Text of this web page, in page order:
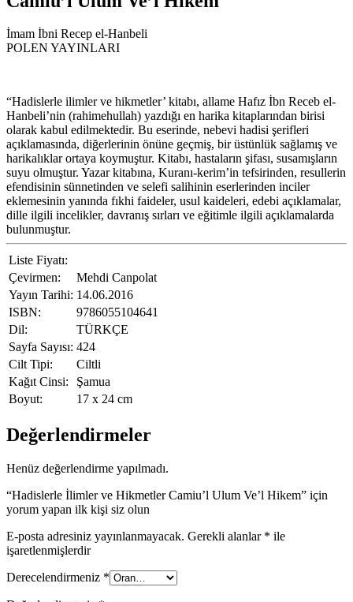
İmam İbni Recep el-Hanbeli
POLEN YAYINLARI
“Hadislerle ilimler ve hikmetler’ kitabı, allame Hafız İbn Receb el-
Hanbeli’nin (rahimehullah) yazdığı en harika kitaplarından birisi
olarak kabul edilmektedir. Bu eserinde, nebevi hadisi şerifleri
açıklamasında, diğerlerinin önüne geçmiş, bir üstünlük sağlamış ve
harikalıklar ortaya koymuştur. Kitabı, hastaların şifası, susamışların
suyu olmuştur. Yazar kitabına, Kuranı-kerim’in tefsirinden, resullerin
efendisinin sünnetinden ve selefi salihinin eserlerinden inciler
eklemesinin yanında fıkhi faideler, usul kaideleri, edebi açıklamalar,
dille ilgili incelikler, davranış sırları ve eğitimle ilgili açıklamalarda
bulunmuştur.
Liste Fiyatı:
Çevirmen:
Mehdi Canpolat
Yayın Tarihi: 14.06.2016
ISBN:
9786055104641
Dil:
TÜRKÇE
Sayfa Sayısı: 424
Cilt Tipi:
Ciltli
Kağıt Cinsi:
Şamua
Boyut:
17 x 24 cm
Değerlendirmeler
Henüz değerlendirme yapılmadı.
“Hadislerle İlimler ve Hikmetler Camiu’l Ulum Ve’l Hikem” için
yorum yapan ilk kişi siz olun
E-posta adresiniz yayınlanmayacak. Gerekli alanlar * ile
işaretlenmişlerdir
Derecelendirmeniz *